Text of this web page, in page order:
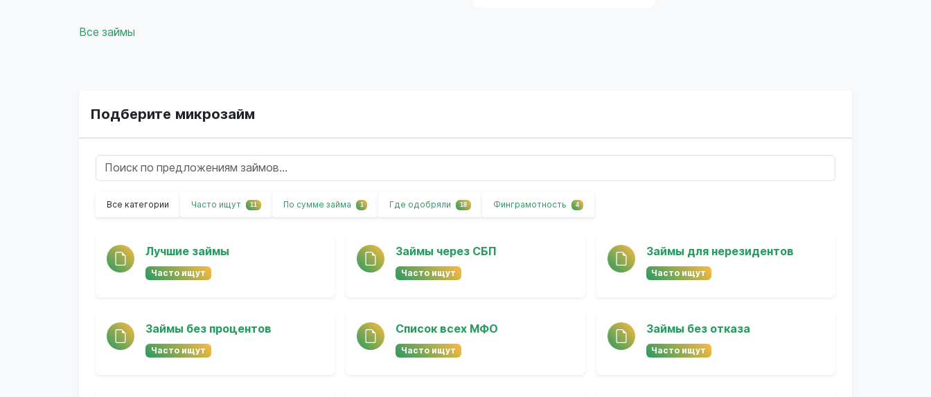
Все займы
Подберите микрозайм
Все категории Часто ищут 11 По сумме займа 1 Где одобряли 18 Финграмотность 4
Лучшие займы
Часто ищут
Займы через СБП
Часто ищут
Займы для нерезидентов
Часто ищут
Займы без процентов
Часто ищут
Список всех МФО
Часто ищут
Займы без отказа
Часто ищут